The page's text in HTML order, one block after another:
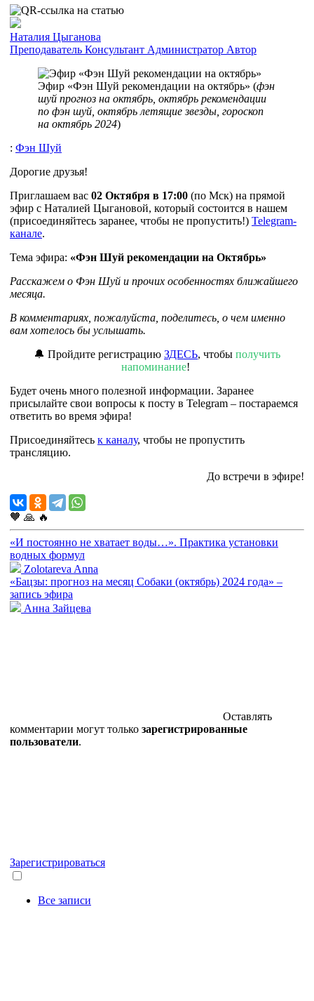
Наталия Цыганова
Преподаватель Консультант Администратор Автор
Эфир «Фэн Шуй рекомендации на октябрь» (фэн
шуй прогноз на октябрь, октябрь рекомендации
по фэн шуй, октябрь летящие звезды, гороскоп
на октябрь 2024)
: Фэн Шуй
Дорогие друзья!
Приглашаем вас 02 Октября в 17:00 (по Мск) на прямой
эфир с Наталией Цыгановой, который состоится в нашем
(присоединяйтесь заранее, чтобы не пропустить!) Telegram-
канале.
Тема эфира: «Фэн Шуй рекомендации на Октябрь»
Расскажем о Фэн Шуй и прочих особенностях ближайшего
месяца.
В комментариях, пожалуйста, поделитесь, о чем именно
вам хотелось бы услышать.
🔔 Пройдите регистрацию ЗДЕСЬ, чтобы получить
напоминание!
Будет очень много полезной информации. Заранее
присылайте свои вопросы к посту в Telegram – постараемся
ответить во время эфира!
Присоединяйтесь к каналу, чтобы не пропустить
трансляцию.
До встречи в эфире!
🧡 🙏 🔥
«И постоянно не хватает воды…». Практика установки
водных формул
Zolotareva Anna
«Бацзы: прогноз на месяц Собаки (октябрь) 2024 года» –
запись эфира
Анна Зайцева
Оставлять
комментарии могут только зарегистрированные
пользователи.
Зарегистрироваться
Все записи